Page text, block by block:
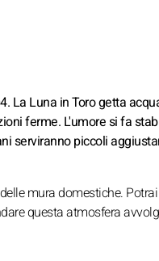
La Luna in Toro getta
ferme. L'umore si fa
serviranno piccoli
mura domestiche.
questa atmosfera